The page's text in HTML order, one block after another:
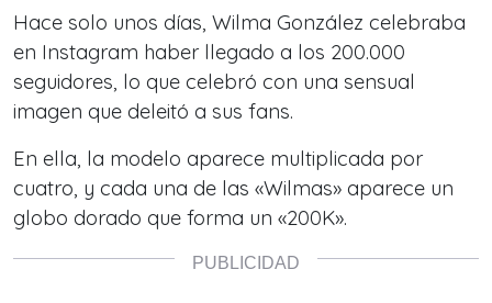
Hace solo unos días, Wilma González celebraba
en Instagram haber llegado a los 200.000
seguidores, lo que celebró con una sensual
imagen que deleitó a sus fans.
En ella, la modelo aparece multiplicada por
cuatro, y cada una de las «Wilmas» aparece un
globo dorado que forma un «200K».